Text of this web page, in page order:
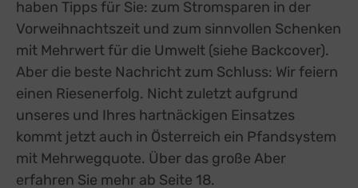
haben Tipps für Sie: zum Stromsparen in der
Vorweihnachtszeit und zum sinnvollen Schenken
mit Mehrwert für die Umwelt (siehe Backcover).
Aber die beste Nachricht zum Schluss: Wir feiern
einen Riesenerfolg. Nicht zuletzt aufgrund
unseres und Ihres hartnäckigen Einsatzes
kommt jetzt auch in Österreich ein Pfandsystem
mit Mehrwegquote. Über das große Aber
erfahren Sie mehr ab Seite 18.